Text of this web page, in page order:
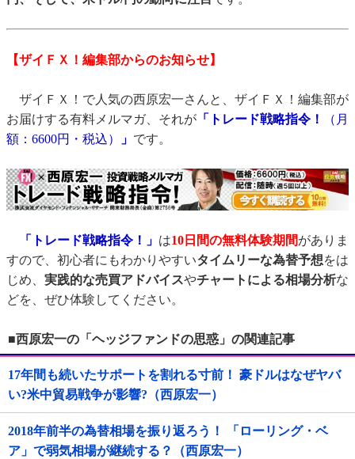
【ザイＦＸ！編集部からのお知らせ】
ザイＦＸ！で人気の西原宏一さんと、ザイＦＸ！編集部が
お届けする有料メルマガ、それが 「トレード戦略指令！
（月
額：6600円・税込）
」 です。
「トレード戦略指令！」 は10日間の無料体験期間がありま
すので、初心者にもわかりやすいタイムリーな為替予想をは
じめ、 実践的な売買アドバイスやチャートによる相場分析な
どを、ぜひ体験してください。
■西原宏一の「ヘッジファンドの思惑」の関連記事
17年間も続いたサポートを割れる寸前！ 豪ドルはなぜヤバ
い?米中貿易戦争が影響?（西原宏一）
2018年前半の為替相場を振り返ろう！ 「ローリング・ベ
ア」で弱気相場が継続する？（西原宏一）